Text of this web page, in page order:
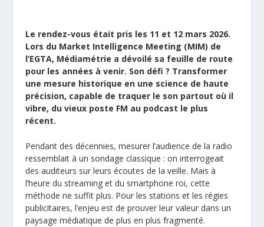
Le rendez-vous était pris les 11 et 12 mars 2026.
Lors du Market Intelligence Meeting (MIM) de
l’EGTA, Médiamétrie a dévoilé sa feuille de route
pour les années à venir. Son défi ? Transformer
une mesure historique en une science de haute
précision, capable de traquer le son partout où il
vibre, du vieux poste FM au podcast le plus
récent.
Pendant des décennies, mesurer l’audience de la radio
ressemblait à un sondage classique : on interrogeait
des auditeurs sur leurs écoutes de la veille. Mais à
l’heure du streaming et du smartphone roi, cette
méthode ne suffit plus. Pour les stations et les régies
publicitaires, l’enjeu est de prouver leur valeur dans un
paysage médiatique de plus en plus fragmenté.